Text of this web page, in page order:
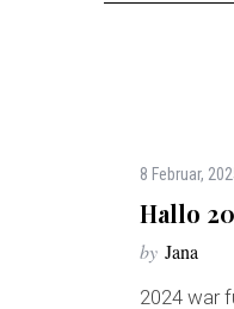
8 Februar,
Hallo
by Jana
2024 war